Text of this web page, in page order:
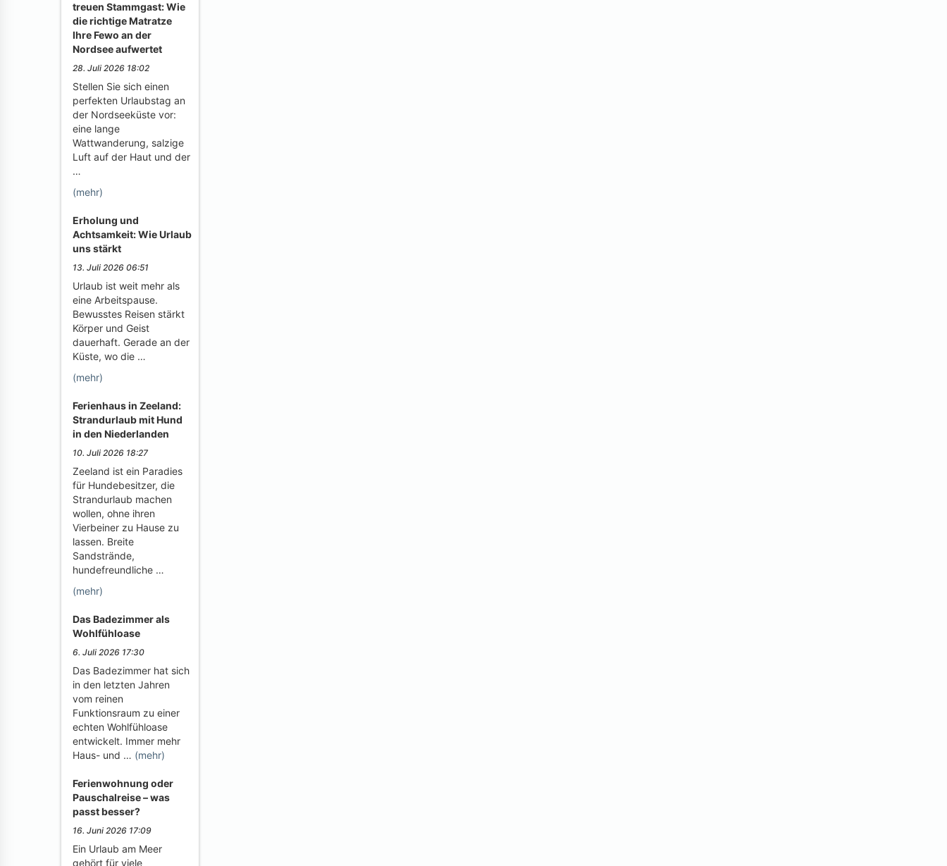
treuen Stammgast: Wie
die richtige Matratze
Ihre Fewo an der
Nordsee aufwertet
28. Juli 2026 18:02
Stellen Sie sich einen
perfekten Urlaubstag an
der Nordseeküste vor:
eine lange
Wattwanderung, salzige
Luft auf der Haut und der
…
(mehr)
Erholung und
Achtsamkeit: Wie Urlaub
uns stärkt
13. Juli 2026 06:51
Urlaub ist weit mehr als
eine Arbeitspause.
Bewusstes Reisen stärkt
Körper und Geist
dauerhaft. Gerade an der
Küste, wo die …
(mehr)
Ferienhaus in Zeeland:
Strandurlaub mit Hund
in den Niederlanden
10. Juli 2026 18:27
Zeeland ist ein Paradies
für Hundebesitzer, die
Strandurlaub machen
wollen, ohne ihren
Vierbeiner zu Hause zu
lassen. Breite
Sandstrände,
hundefreundliche …
(mehr)
Das Badezimmer als
Wohlfühloase
6. Juli 2026 17:30
Das Badezimmer hat sich
in den letzten Jahren
vom reinen
Funktionsraum zu einer
echten Wohlfühloase
entwickelt. Immer mehr
Haus- und … (mehr)
Ferienwohnung oder
Pauschalreise – was
passt besser?
16. Juni 2026 17:09
Ein Urlaub am Meer
gehört für viele